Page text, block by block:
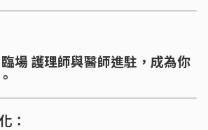
場 護理師與醫師進駐，成為你
：